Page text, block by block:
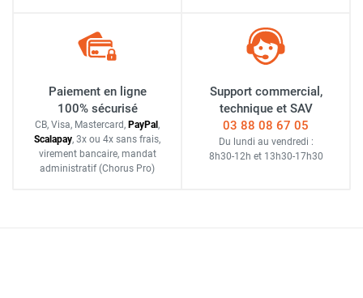
Paiement en ligne
100% sécurisé
CB, Visa, Mastercard, PayPal ,
Scalapay, 3x ou 4x sans frais,
virement bancaire, mandat
administratif (Chorus Pro)
Support commercial,
technique et SAV
03 88 08 67 05
Du lundi au vendredi :
8h30-12h et 13h30-17h30